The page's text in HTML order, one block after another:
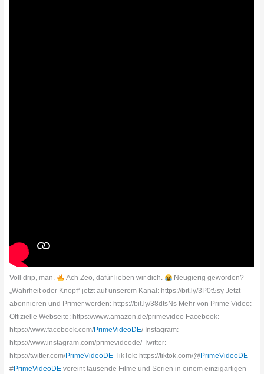
Voll drip, man. Ach Zeo, dafür lieben wir dich.
Neugierig geworden?
„Wahrheit oder Knopf“ jetzt auf unserem Kanal: https://bit.ly/3P0t5sy Jetzt
abonnieren und Primer werden: https://bit.ly/38dtsNs Mehr von Prime Video:
Offizielle Webseite: https://www.amazon.de/primevideo Facebook:
https://www.facebook.com/PrimeVideoDE/ Instagram:
https://www.instagram.com/primevideode/ Twitter:
https://twitter.com/PrimeVideoDE TikTok: https://tiktok.com/@ PrimeVideoDE
#PrimeVideoDE vereint tausende Filme und Serien in einem einzigartigen